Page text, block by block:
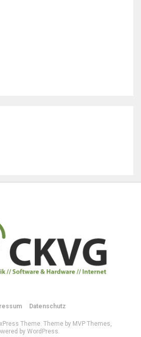
Datenschutz
Theme. Theme by MVP Themes,
by WordPress.